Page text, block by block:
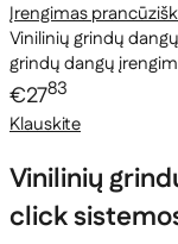
Įrengimas
Vinilinių grindų
grindų dangų
€2783
Klauskite
Vinilinių
click